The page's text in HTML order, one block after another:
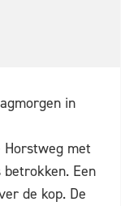
in
Horstweg met
Een
de kop. De